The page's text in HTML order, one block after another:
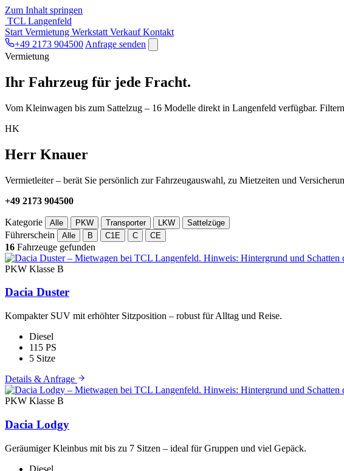
Zum Inhalt springen
TCL Langenfeld
Start Vermietung Werkstatt VerkaufKontakt
+49 2173 904500 Anfrage senden
Vermietung
Ihr Fahrzeug für jede Fracht.
Vom Kleinwagen bis zum Sattelzug – 16 Modelle direkt in Langenfeld verfügbar.
HK
Herr Knauer
Vermietleiter – berät Sie persönlich zur Fahrzeugauswahl, zu Mietzeiten und
+49 2173 904500
Kategorie Alle PKW Transporter LKW Sattelzüge
Führerschein Alle B C1E C CE
16 Fahrzeuge gefunden
PKW Klasse B
Dacia Duster
Kompakter SUV mit erhöhter Sitzposition – robust für Alltag und Reise.
Diesel
115 PS
5 Sitze
Details & Anfrage
PKW Klasse B
Dacia Lodgy
Geräumiger Kleinbus mit bis zu 7 Sitzen – ideal für Gruppen und viel Gepäck.
Diesel